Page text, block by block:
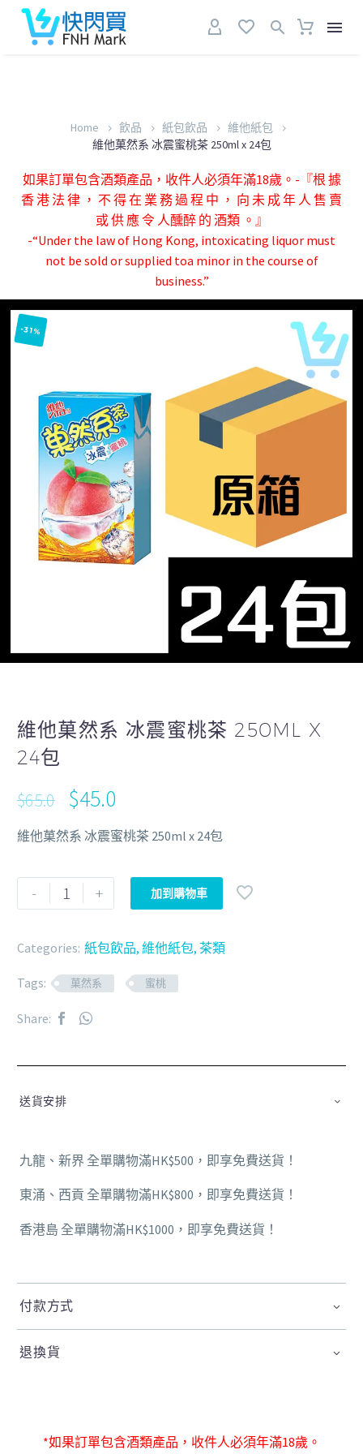
Home 飲品 紙包飲品
維他紙包
維他菓然系 冰震蜜桃茶 250ml x 24包
如果訂單包含酒類產品，收件人必須年滿18歲。-『根 據
香 港 法 律 ， 不 得 在 業 務 過 程 中 ， 向 未 成 年 人 售 賣
或 供 應 令 人醺醉 的 酒類 。』
-“Under the law of Hong Kong, intoxicating liquor must
not be sold or supplied toa minor in the course of
business.”
-31%
維他菓然系 冰震蜜桃茶 250ML X
24包
$65.0 $45.0
維他菓然系 冰震蜜桃茶 250ml x 24包
- + 加到購物車
Categories: 紙包飲品, 維他紙包, 茶類
Tags: 菓然系 蜜桃
Share:
送貨安排
九龍、新界 全單購物滿HK$500，即享免費送貨！
東涌、西貢 全單購物滿HK$800，即享免費送貨！
香港島 全單購物滿HK$1000，即享免費送貨！
付款方式
退換貨
*如果訂單包含酒類產品，收件人必須年滿18歲。